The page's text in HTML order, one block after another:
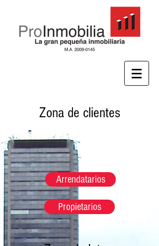
Zona de clientes
Arrendatarios
Propietarios